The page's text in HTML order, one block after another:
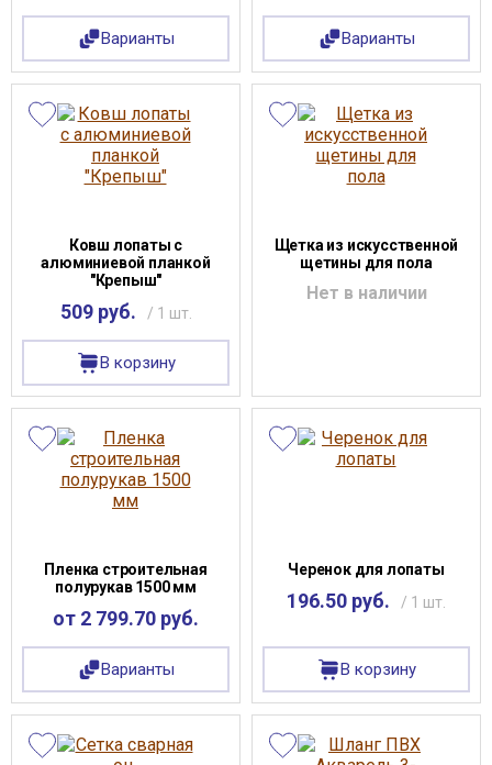
Варианты Варианты
Ковш лопаты с
алюминиевой планкой
"Крепыш"
509 руб. / 1 шт.
В корзину
Щетка из искусственной
щетины для пола
Нет в наличии
Пленка строительная
полурукав 1500 мм
от 2 799.70 руб.
Варианты
Черенок для лопаты
196.50 руб. / 1 шт.
В корзину